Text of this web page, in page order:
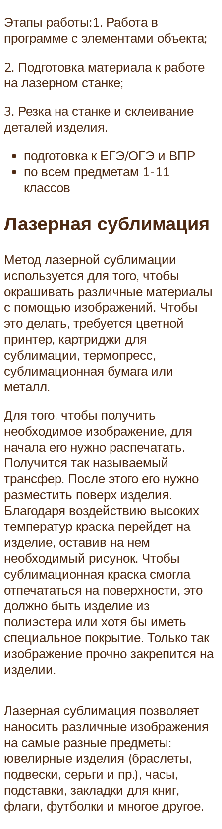
Этапы работы:1. Работа в
программе с элементами объекта;
2. Подготовка материала к работе
на лазерном станке;
3. Резка на станке и склеивание
деталей изделия.
подготовка к ЕГЭ/ОГЭ и ВПР
по всем предметам 1-11
классов
Лазерная сублимация
Метод лазерной сублимации
используется для того, чтобы
окрашивать различные материалы
с помощью изображений. Чтобы
это делать, требуется цветной
принтер, картриджи для
сублимации, термопресс,
сублимационная бумага или
металл.
Для того, чтобы получить
необходимое изображение, для
начала его нужно распечатать.
Получится так называемый
трансфер. После этого его нужно
разместить поверх изделия.
Благодаря воздействию высоких
температур краска перейдет на
изделие, оставив на нем
необходимый рисунок. Чтобы
сублимационная краска смогла
отпечататься на поверхности, это
должно быть изделие из
полиэстера или хотя бы иметь
специальное покрытие. Только так
изображение прочно закрепится на
изделии.
Лазерная сублимация позволяет
наносить различные изображения
на самые разные предметы:
ювелирные изделия (браслеты,
подвески, серьги и пр.), часы,
подставки, закладки для книг,
флаги, футболки и многое другое.